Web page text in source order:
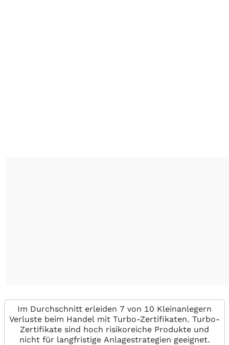
Im Durchschnitt erleiden 7 von 10 Kleinanlegern
Verluste beim Handel mit Turbo-Zertifikaten. Turbo-
Zertifikate sind hoch risikoreiche Produkte und
nicht für langfristige Anlagestrategien geeignet.